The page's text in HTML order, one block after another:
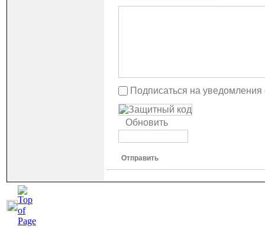
Подписаться на
Обновить
Отправить